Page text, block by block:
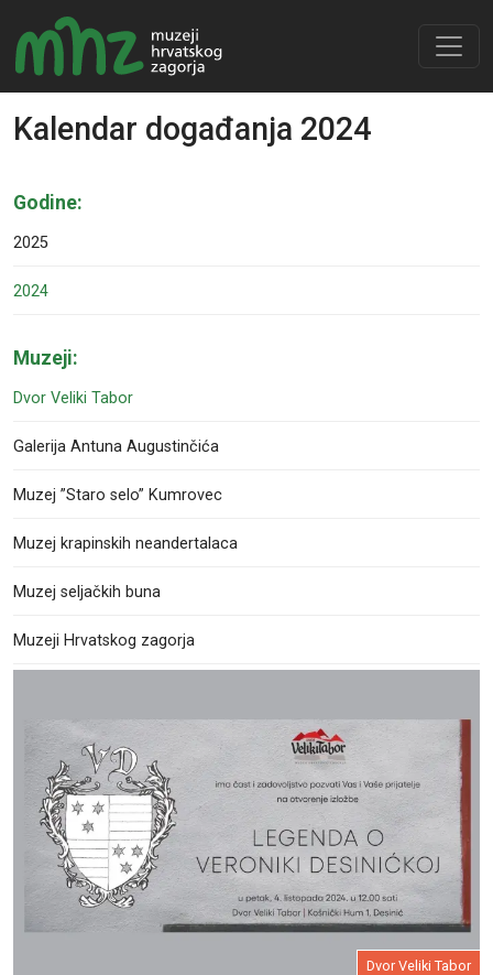
Kalendar događanja 2024
Godine:
2025
2024
Muzeji:
Dvor Veliki Tabor
Galerija Antuna Augustinčića
Muzej ”Staro selo” Kumrovec
Muzej krapinskih neandertalaca
Muzej seljačkih buna
Muzeji Hrvatskog zagorja
Dvor Veliki Tabor